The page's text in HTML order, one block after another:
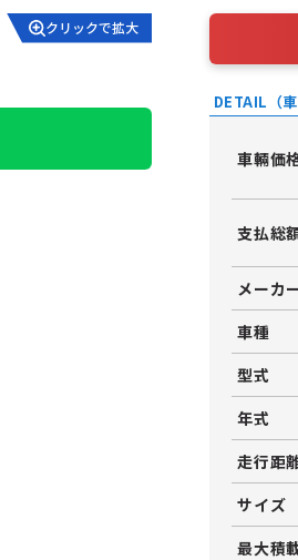
クリックで拡大
DETAIL（車
車輛価
支払総
メーカ
車種
型式
年式
走行距
サイズ
最大積